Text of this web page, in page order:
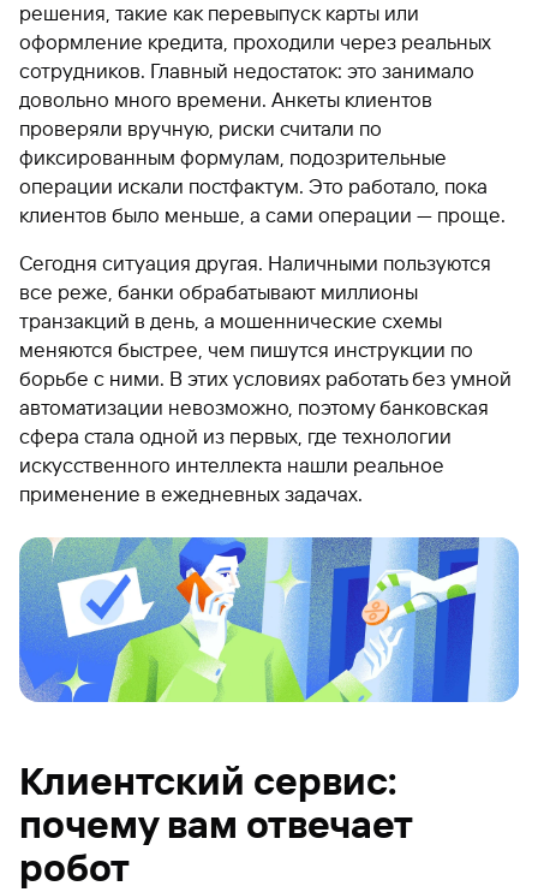
решения, такие как перевыпуск карты или
оформление кредита, проходили через реальных
сотрудников. Главный недостаток: это занимало
довольно много времени. Анкеты клиентов
проверяли вручную, риски считали по
фиксированным формулам, подозрительные
операции искали постфактум. Это работало, пока
клиентов было меньше, а сами операции — проще.
Сегодня ситуация другая. Наличными пользуются
все реже, банки обрабатывают миллионы
транзакций в день, а мошеннические схемы
меняются быстрее, чем пишутся инструкции по
борьбе с ними. В этих условиях работать без умной
автоматизации невозможно, поэтому банковская
сфера стала одной из первых, где технологии
искусственного интеллекта нашли реальное
применение в ежедневных задачах.
Клиентский сервис:
почему вам отвечает
робот